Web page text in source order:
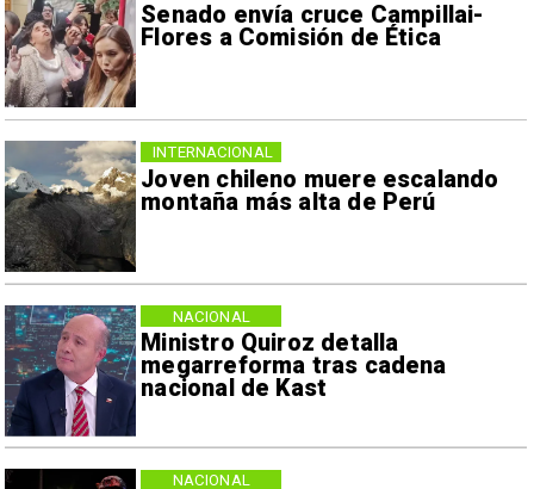
Senado envía cruce Campillai-
Flores a Comisión de Ética
Joven chileno muere escalando
montaña más alta de Perú
INTERNACIONAL
Ministro Quiroz detalla
megarreforma tras cadena
nacional de Kast
NACIONAL
NACIONAL